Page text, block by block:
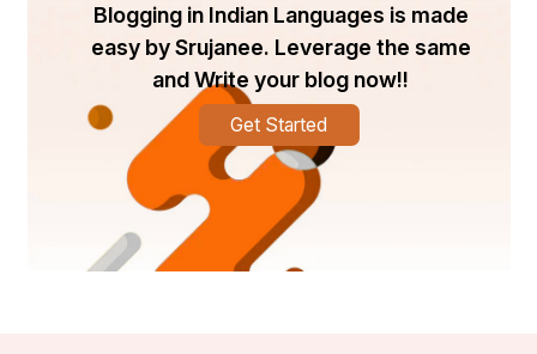
Blogging in Indian Languages is made
easy by Srujanee. Leverage the same
and Write your blog now!!
Get Started